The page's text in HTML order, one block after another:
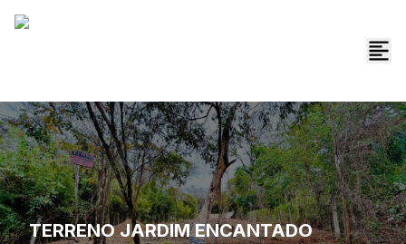
TERRENO JARDIM ENCANTADO